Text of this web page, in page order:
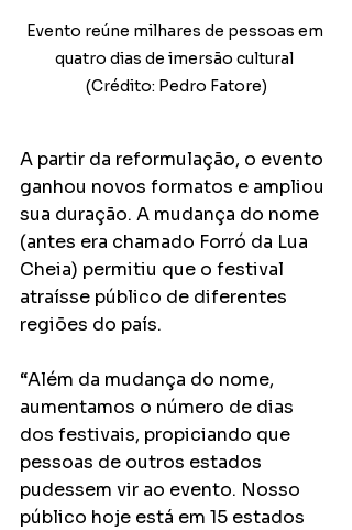
Evento reúne milhares de pessoas em
quatro dias de imersão cultural
(Crédito: Pedro Fatore)
A partir da reformulação, o evento
ganhou novos formatos e ampliou
sua duração. A mudança do nome
(antes era chamado Forró da Lua
Cheia) permitiu que o festival
atraísse público de diferentes
regiões do país.
“Além da mudança do nome,
aumentamos o número de dias
dos festivais, propiciando que
pessoas de outros estados
pudessem vir ao evento. Nosso
público hoje está em 15 estados